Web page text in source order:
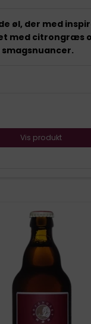
øl, der med
med citrongræs
Vis produkt